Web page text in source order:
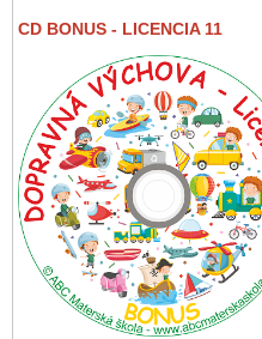
CD BONUS - LICENCIA 11